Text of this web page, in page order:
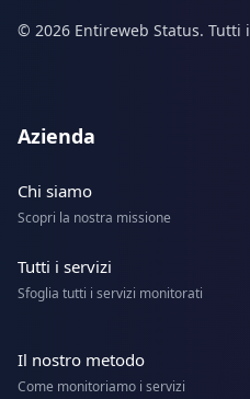
© 2026 Entireweb Status.
Azienda
Chi siamo
Scopri la nostra missione
Tutti i servizi
Sfoglia tutti i servizi monitorati
Il nostro metodo
Come monitoriamo i servizi